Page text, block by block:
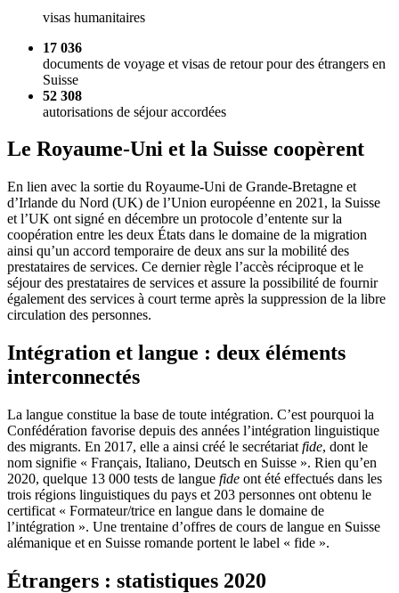
visas humanitaires
17 036
documents de voyage et visas de retour pour des étrangers en
Suisse
52 308
autorisations de séjour accordées
Le Royaume-Uni et la Suisse coopèrent
En lien avec la sortie du Royaume-Uni de Grande-Bretagne et
d’Irlande du Nord (UK) de l’Union européenne en 2021, la Suisse
et l’UK ont signé en décembre un protocole d’entente sur la
coopération entre les deux États dans le domaine de la migration
ainsi qu’un accord temporaire de deux ans sur la mobilité des
prestataires de services. Ce dernier règle l’accès réciproque et le
séjour des prestataires de services et assure la possibilité de fournir
également des services à court terme après la suppression de la libre
circulation des personnes.
Intégration et langue : deux éléments
interconnectés
La langue constitue la base de toute intégration. C’est pourquoi la
Confédération favorise depuis des années l’intégration linguistique
des migrants. En 2017, elle a ainsi créé le secrétariat fide, dont le
nom signifie « Français, Italiano, Deutsch en Suisse ». Rien qu’en
2020, quelque 13 000 tests de langue fide ont été effectués dans les
trois régions linguistiques du pays et 203 personnes ont obtenu le
certificat « Formateur/trice en langue dans le domaine de
l’intégration ». Une trentaine d’offres de cours de langue en Suisse
alémanique et en Suisse romande portent le label « fide ».
Étrangers : statistiques 2020